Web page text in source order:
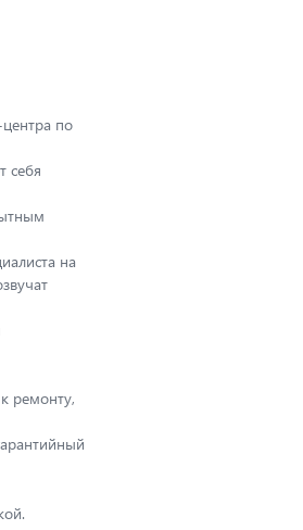
по
себя
на
ремонту,